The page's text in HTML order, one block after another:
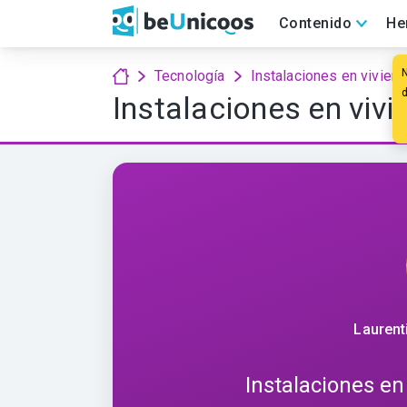
Contenido
Tecnología Instalaciones en
Instalaciones en
Instalaciones